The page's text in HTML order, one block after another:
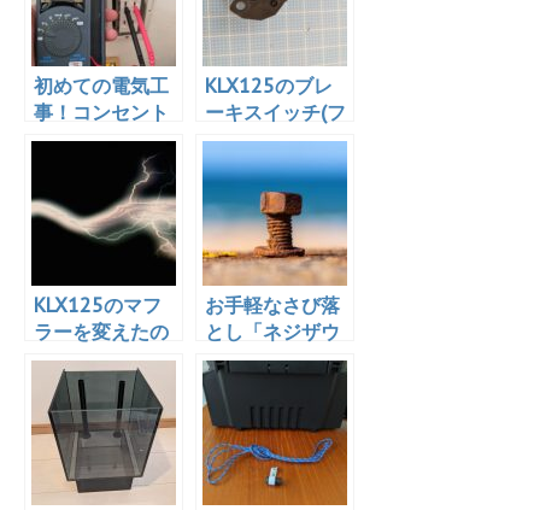
初めての電気工
事！コンセント
を2口から3口に
変更！作業時間
KLX125のブレ
ーキスイッチ(フ
ロント)がぶっ壊
れたので交換し
KLX125のマフ
ラーを変えたの
でスパークプラ
グをNGKイリジ
ウムに変更！
お手軽なさび落
とし「ネジザウ
ルスリキッド 錆
取り剤 泡タイ
プ」を使ってみ
た！